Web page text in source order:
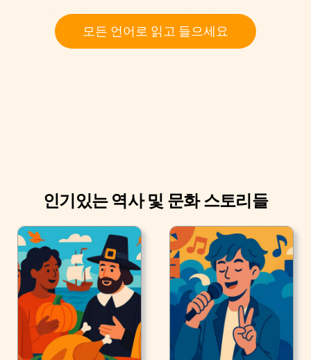
해마다 7월 14일이 되면, 불꽃이 에펠탑 주위에서 터지고,
서에서 전통적인 bals des pompiers (소방관 소방들의 무
모든 언어로 읽고 들으세요
인기있는 역사 및 문화 스토리들